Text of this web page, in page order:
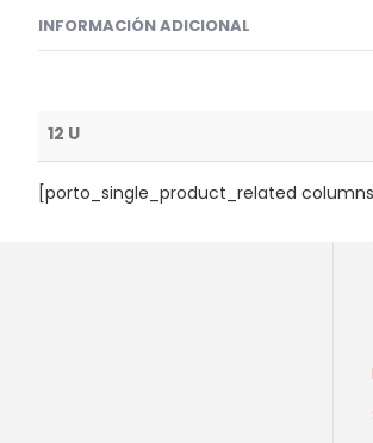
INFORMACIÓN ADICIONAL
12 U
[porto_single_product_related